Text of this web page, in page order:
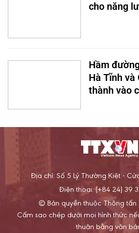
cho năng
Hầm
Hà Tĩnh và
thành vào
Địa chỉ: Số 5 Lý Thường Kiệt -
Điện thoại: (+84 24) 39
© Bản quyền thuộc Thông tấn
Cấm sao chép dưới mọi hình thức
thuận bằng văn